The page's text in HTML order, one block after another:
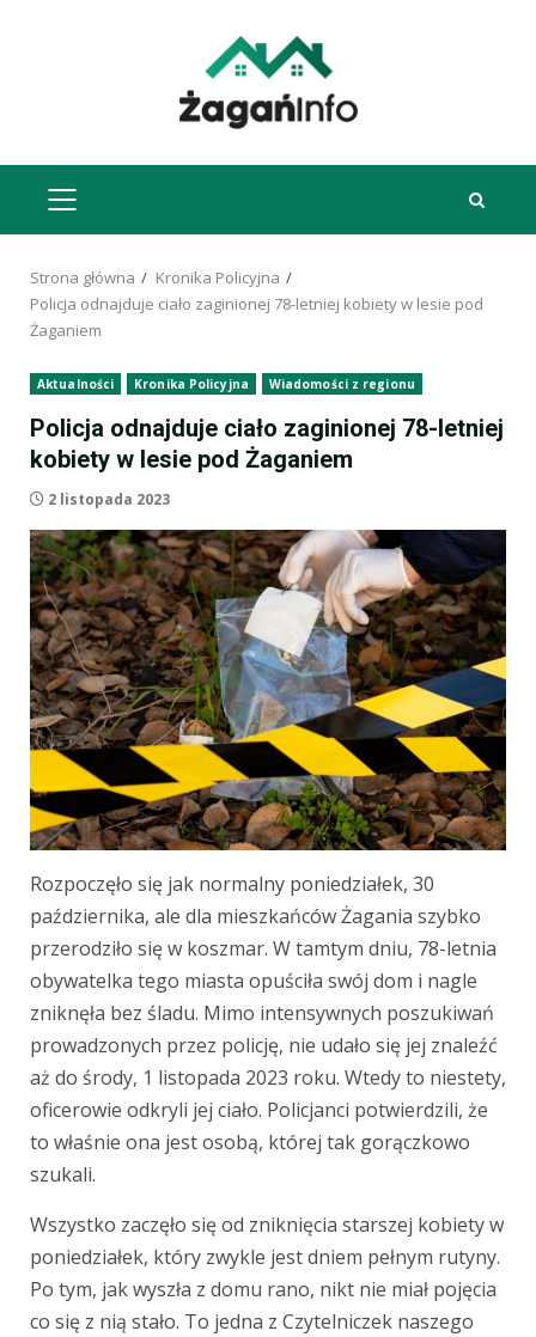
MENU
GŁÓWNE
Strona główna
Kronika Policyjna
Policja odnajduje ciało zaginionej 78-letniej kobiety w lesie pod
Żaganiem
Aktualności Kronika Policyjna Wiadomości z regionu
Policja odnajduje ciało zaginionej 78-letniej
kobiety w lesie pod Żaganiem
2 listopada 2023
Rozpoczęło się jak normalny poniedziałek, 30
października, ale dla mieszkańców Żagania szybko
przerodziło się w koszmar. W tamtym dniu, 78-letnia
obywatelka tego miasta opuściła swój dom i nagle
zniknęła bez śladu. Mimo intensywnych poszukiwań
prowadzonych przez policję, nie udało się jej znaleźć
aż do środy, 1 listopada 2023 roku. Wtedy to niestety,
oficerowie odkryli jej ciało. Policjanci potwierdzili, że
to właśnie ona jest osobą, której tak gorączkowo
szukali.
Wszystko zaczęło się od zniknięcia starszej kobiety w
poniedziałek, który zwykle jest dniem pełnym rutyny.
Po tym, jak wyszła z domu rano, nikt nie miał pojęcia
co się z nią stało. To jedna z Czytelniczek naszego